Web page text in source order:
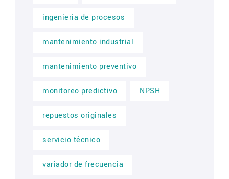
ingeniería de procesos
mantenimiento industrial
mantenimiento preventivo
monitoreo predictivo NPSH
repuestos originales
servicio técnico
variador de frecuencia